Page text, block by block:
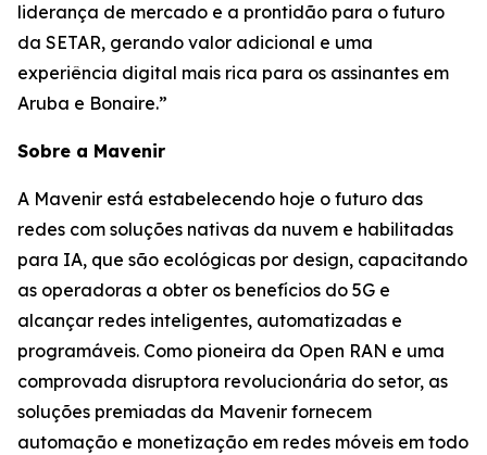
liderança de mercado e a prontidão para o futuro
da SETAR, gerando valor adicional e uma
experiência digital mais rica para os assinantes em
Aruba e Bonaire.”
Sobre a Mavenir
A Mavenir está estabelecendo hoje o futuro das
redes com soluções nativas da nuvem e habilitadas
para IA, que são ecológicas por design, capacitando
as operadoras a obter os benefícios do 5G e
alcançar redes inteligentes, automatizadas e
programáveis. Como pioneira da Open RAN e uma
comprovada disruptora revolucionária do setor, as
soluções premiadas da Mavenir fornecem
automação e monetização em redes móveis em todo